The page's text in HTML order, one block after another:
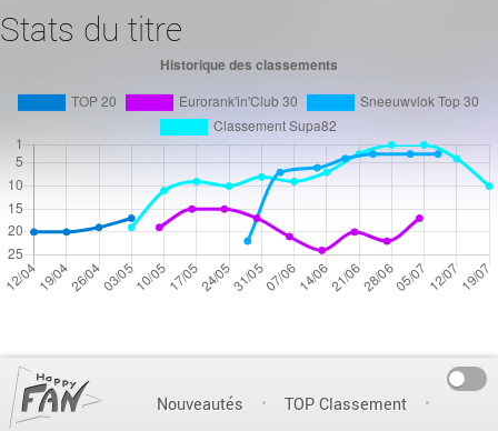
Stats du titre
Nouveautés TOP Classement
On